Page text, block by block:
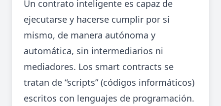
Un contrato inteligente es capaz de
ejecutarse y hacerse cumplir por sí
mismo, de manera autónoma y
automática, sin intermediarios ni
mediadores. Los smart contracts se
tratan de “scripts” (códigos informáticos)
escritos con lenguajes de programación.